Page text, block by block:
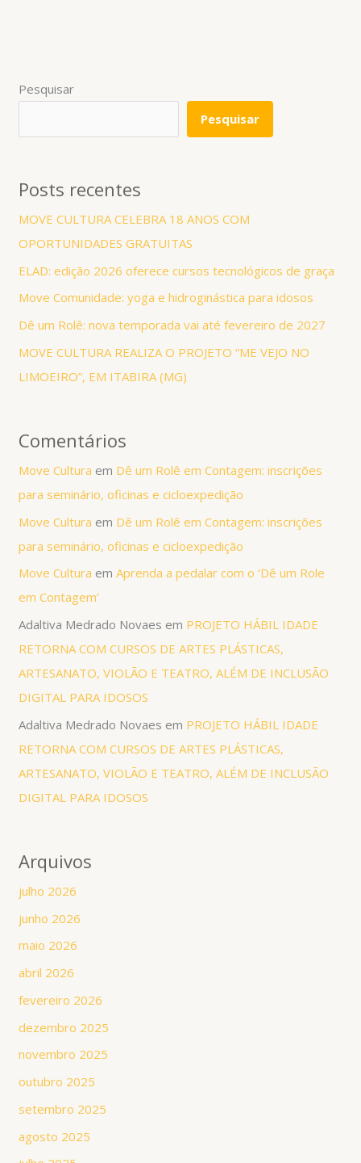
Pesquisar
Pesquisar
Posts recentes
MOVE CULTURA CELEBRA 18 ANOS COM
OPORTUNIDADES GRATUITAS
ELAD: edição 2026 oferece cursos tecnológicos de graça
Move Comunidade: yoga e hidroginástica para idosos
Dê um Rolê: nova temporada vai até fevereiro de 2027
MOVE CULTURA REALIZA O PROJETO “ME VEJO NO
LIMOEIRO”, EM ITABIRA (MG)
Comentários
Move Cultura em Dê um Rolê em Contagem: inscrições
para seminário, oficinas e cicloexpedição
Move Cultura em Dê um Rolê em Contagem: inscrições
para seminário, oficinas e cicloexpedição
Move Cultura emAprenda a pedalar com o ‘Dê um Role
em Contagem’
Adaltiva Medrado Novaes em PROJETO HÁBIL IDADE
RETORNA COM CURSOS DE ARTES PLÁSTICAS,
ARTESANATO, VIOLÃO E TEATRO, ALÉM DE INCLUSÃO
DIGITAL PARA IDOSOS
Adaltiva Medrado Novaes em PROJETO HÁBIL IDADE
RETORNA COM CURSOS DE ARTES PLÁSTICAS,
ARTESANATO, VIOLÃO E TEATRO, ALÉM DE INCLUSÃO
DIGITAL PARA IDOSOS
Arquivos
julho 2026
junho 2026
maio 2026
abril 2026
fevereiro 2026
dezembro 2025
novembro 2025
outubro 2025
setembro 2025
agosto 2025